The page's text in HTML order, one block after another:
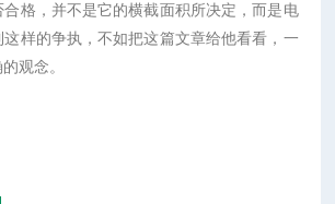
格，并不是它的横截面积所决定，而是电
这样的争执，不如把这篇文章给他看看，一
观念。